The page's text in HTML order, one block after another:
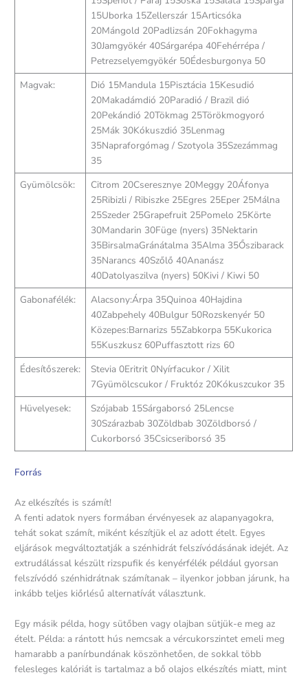
15Uborka 15Zellerszár 15Articsóka
20Mángold 20Padlizsán 20Fokhagyma
30Jamgyökér 40Sárgarépa 40Fehérrépa /
Petrezselyemgyökér 50Édesburgonya 50
Magvak:
Dió 15Mandula 15Pisztácia 15Kesudió
20Makadámdió 20Paradió / Brazil dió
20Pekándió 20Tökmag 25Törökmogyoró
25Mák 30Kókuszdió 35Lenmag
35Napraforgómag / Szotyola 35Szezámmag
35
Gyümölcsök:
Citrom 20Cseresznye 20Meggy 20Áfonya
25Ribizli / Ribiszke 25Egres 25Eper 25Málna
25Szeder 25Grapefruit 25Pomelo 25Körte
30Mandarin 30Füge (nyers) 35Nektarin
35BirsalmaGránátalma 35Alma 35Őszibarack
35Narancs 40Szőlő 40Ananász
40Datolyaszilva (nyers) 50Kivi / Kiwi 50
Gabonafélék:
Alacsony:Árpa 35Quinoa 40Hajdina
40Zabpehely 40Bulgur 50Rozskenyér 50
Közepes:Barnarizs 55Zabkorpa 55Kukorica
55Kuszkusz 60Puffasztott rizs 60
Édesítőszerek:
Stevia 0Eritrit 0Nyírfacukor / Xilit
7Gyümölcscukor / Fruktóz 20Kókuszcukor 35
Hüvelyesek:
Szójabab 15Sárgaborsó 25Lencse
30Szárazbab 30Zöldbab 30Zöldborsó /
Cukorborsó 35Csicseriborsó 35
Forrás
Az elkészítés is számít!
A fenti adatok nyers formában érvényesek az alapanyagokra,
tehát sokat számít, miként készítjük el az adott ételt. Egyes
eljárások megváltoztatják a szénhidrát felszívódásának idejét. Az
extrudálással készült rizspufik és kenyérfélék például gyorsan
felszívódó szénhidrátnak számítanak – ilyenkor jobban járunk, ha
inkább teljes kiőrlésű alternatívát választunk.
Egy másik példa, hogy sütőben vagy olajban sütjük-e meg az
ételt. Példa: a rántott hús nemcsak a vércukorszintet emeli meg
hamarabb a panírbundának köszönhetően, de sokkal több
felesleges kalóriát is tartalmaz a bő olajos elkészítés miatt, mint